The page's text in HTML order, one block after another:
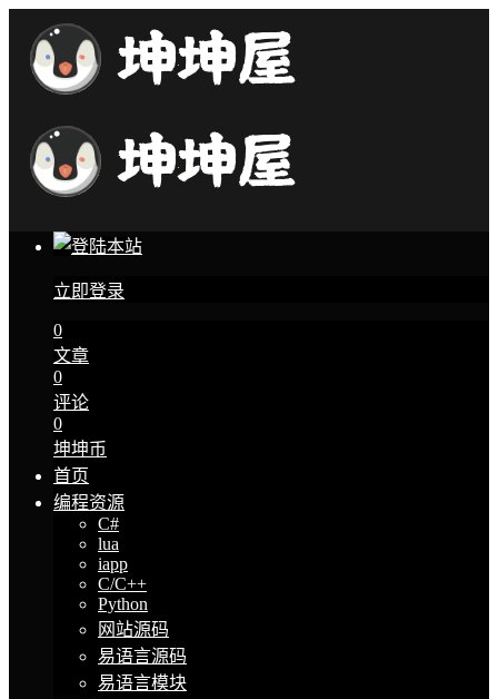
立即登录
0
文章
0
评论
0
坤坤币
首页
编程资源
C#
lua
iapp
C/C++
Python
网站源码
易语言源码
易语言模块